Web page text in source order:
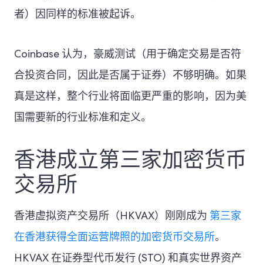
者）因同样的标准被起诉。
Coinbase 认为，豪威测试（用于确定交易是否符
合投资合同，因此是否属于证券）不够明确。如果
真是这样，整个行业将面临更严重的影响，因为美
国需要新的行业标准和定义。
香港成立第三家加密货币
交易所
香港虚拟资产交易所（HKVAX）刚刚成为 第三家
在香港获得全面运营牌照的加密货币交易所。
HKVAX 在证券型代币发行 (STO) 和真实世界资产